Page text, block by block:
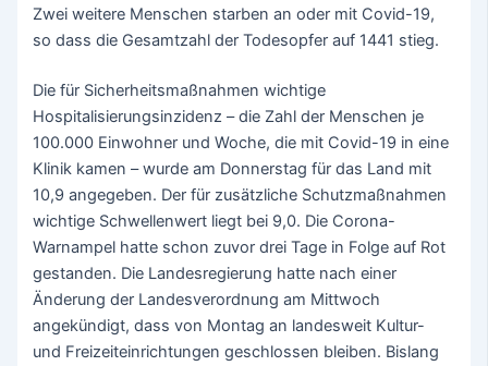
Zwei weitere Menschen starben an oder mit Covid-19,
so dass die Gesamtzahl der Todesopfer auf 1441 stieg.
Die für Sicherheitsmaßnahmen wichtige
Hospitalisierungsinzidenz – die Zahl der Menschen je
100.000 Einwohner und Woche, die mit Covid-19 in eine
Klinik kamen – wurde am Donnerstag für das Land mit
10,9 angegeben. Der für zusätzliche Schutzmaßnahmen
wichtige Schwellenwert liegt bei 9,0. Die Corona-
Warnampel hatte schon zuvor drei Tage in Folge auf Rot
gestanden. Die Landesregierung hatte nach einer
Änderung der Landesverordnung am Mittwoch
angekündigt, dass von Montag an landesweit Kultur-
und Freizeiteinrichtungen geschlossen bleiben. Bislang